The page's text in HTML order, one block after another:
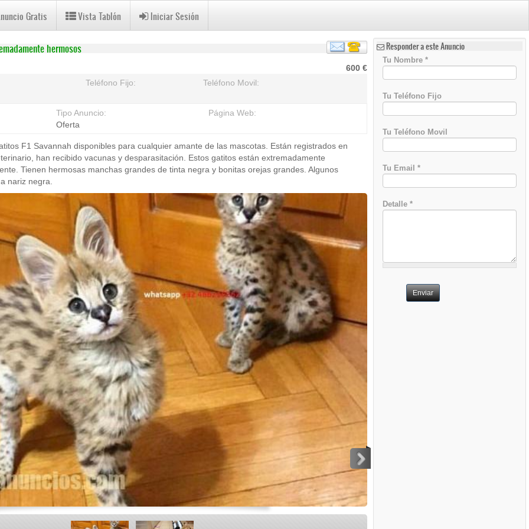
Gratis Vista Tablón Iniciar Sesión
hermosos
600 €
Teléfono Fijo:
Teléfono Movil:
Tipo Anuncio:
Oferta
Página Web:
F1 Savannah disponibles para cualquier amante de las mascotas. Están registrados en
han recibido vacunas y desparasitación. Estos gatitos están extremadamente
Tienen hermosas manchas grandes de tinta negra y bonitas orejas grandes. Algunos
nariz negra.
Responder a este Anuncio
Tu Nombre*
Tu Teléfono Fijo
Tu Teléfono Movil
Tu Email*
Detalle*
Enviar